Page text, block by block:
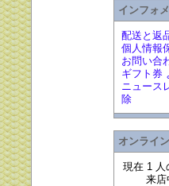
インフォ
配送と返
個人情報
お問い合
ギフト券
ニュース
除
オンライ
現在 1 人
来店